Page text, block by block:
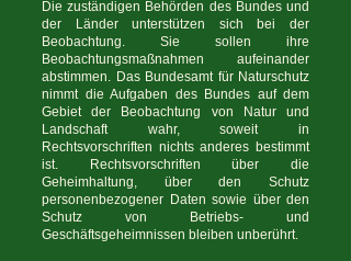
Die zuständigen Behörden des Bundes und
der Länder unterstützen sich bei der
Beobachtung. Sie sollen ihre
Beobachtungsmaßnahmen aufeinander
abstimmen. Das Bundesamt für Naturschutz
nimmt die Aufgaben des Bundes auf dem
Gebiet der Beobachtung von Natur und
Landschaft wahr, soweit in
Rechtsvorschriften nichts anderes bestimmt
ist. Rechtsvorschriften über die
Geheimhaltung, über den Schutz
personenbezogener Daten sowie über den
Schutz von Betriebs- und
Geschäftsgeheimnissen bleiben unberührt.